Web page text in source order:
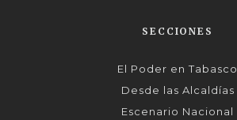
SECCIONES
El Poder en Tabasco
Desde las Alcaldías
Escenario Nacional